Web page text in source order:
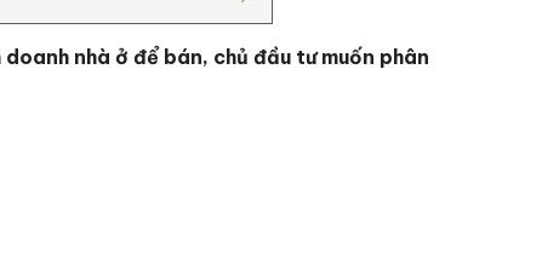
nhà ở để bán, chủ đầu tư muốn phân